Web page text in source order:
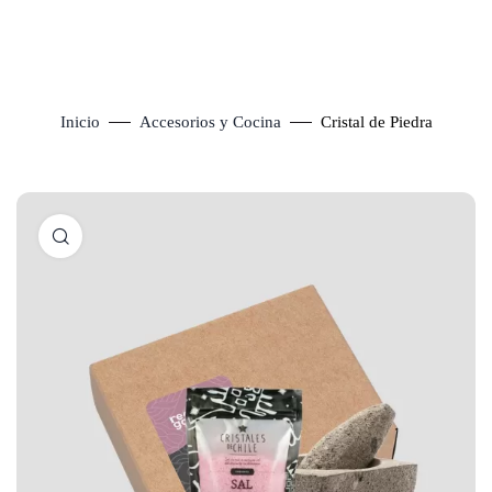
Inicio Accesorios y Cocina Cristal de Piedra